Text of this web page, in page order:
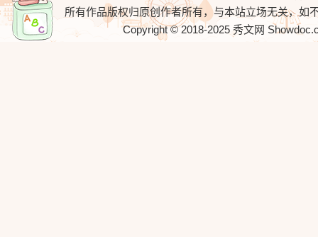
所有作品版权归原创作者所有，与本站立场无关，如
Copyright © 2018-2025 秀文网